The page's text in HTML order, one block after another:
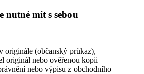
nutné mít s sebou
originále (občanský průkaz),
originál nebo ověřenou kopii
nebo výpisu z obchodního